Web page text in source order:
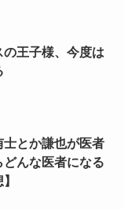
の王子様、今度は
士とか謙也が医者
んな医者になる